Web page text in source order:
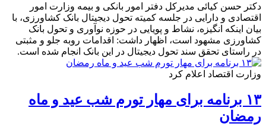
دکتر حسن کیائی مدیرکل دفتر امور بانکی و بیمه وزارت امور
اقتصادی و دارایی در جلسه کمیته تحول دیجیتال بانک کشاورزی، با
بیان اینکه انگیزه، نشاط و پویایی در حوزه نوآوری و تحول بانک
کشاورزی مشهود است، اظهار داشت: اقدامات روبه جلو و مثبتی
در راستای تحقق سند تحول دیجیتال در این بانک انجام شده است.
وزارت اقتصاد اعلام کرد
۱۳ برنامه برای مهار تورم شب عید و ماه
رمضان